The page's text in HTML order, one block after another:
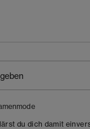
du dich damit